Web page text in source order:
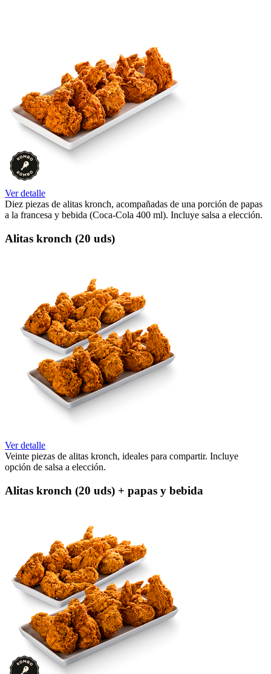
Ver detalle
Diez piezas de alitas kronch, acompañadas de una porción de papas
a la francesa y bebida (Coca-Cola 400 ml). Incluye salsa a elección.
Alitas kronch (20 uds)
Ver detalle
Veinte piezas de alitas kronch, ideales para compartir. Incluye
opción de salsa a elección.
Alitas kronch (20 uds) + papas y bebida